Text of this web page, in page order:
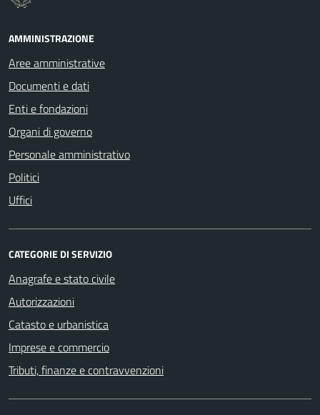
AMMINISTRAZIONE
Aree amministrative
Documenti e dati
Enti e fondazioni
Organi di governo
Personale amministrativo
Politici
Uffici
CATEGORIE DI SERVIZIO
Anagrafe e stato civile
Autorizzazioni
Catasto e urbanistica
Imprese e commercio
Tributi, finanze e contravvenzioni